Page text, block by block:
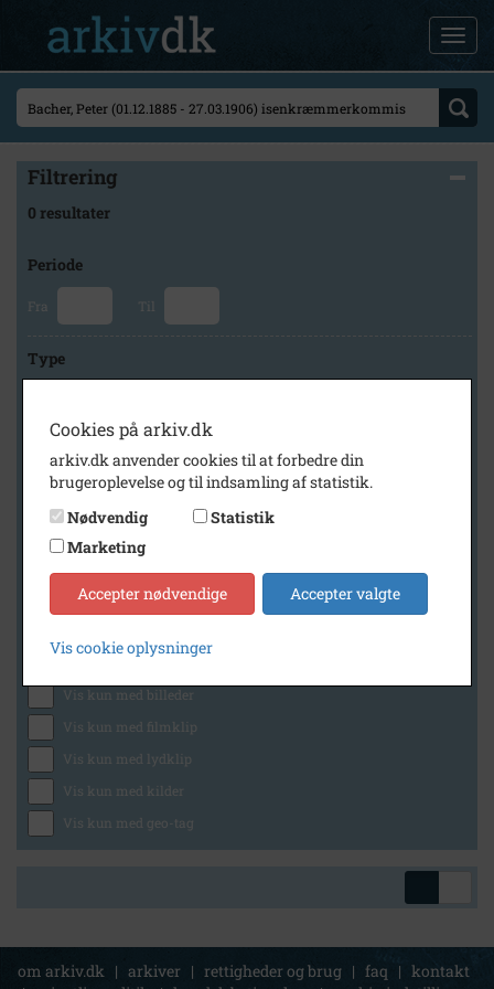
Filtrering
0 resultater
Periode
Fra Til
Type
Arkiv
Historisk Arkiv Dragør
Generelt
Vis kun med billeder
Vis kun med filmklip
Vis kun med lydklip
Vis kun med kilder
Vis kun med geo-tag
om arkiv.dk | arkiver | rettigheder og brug | faq | kontakt
Cookies på arkiv.dk
arkiv.dk anvender cookies til at forbedre din
brugeroplevelse og til indsamling af statistik.
Nødvendig
Statistik
Marketing
Accepter nødvendige Accepter valgte
Vis cookie oplysninger